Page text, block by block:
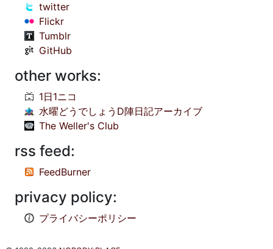
twitter
Flickr
Tumblr
GitHub
other works:
1日1ニコ
水曜どうでしょうD陣日記アーカイブ
The Weller's Club
rss feed:
FeedBurner
privacy policy:
プライバシーポリシー